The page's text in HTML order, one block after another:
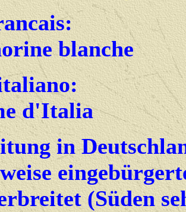
blanche
d'Italia
in
(Süden